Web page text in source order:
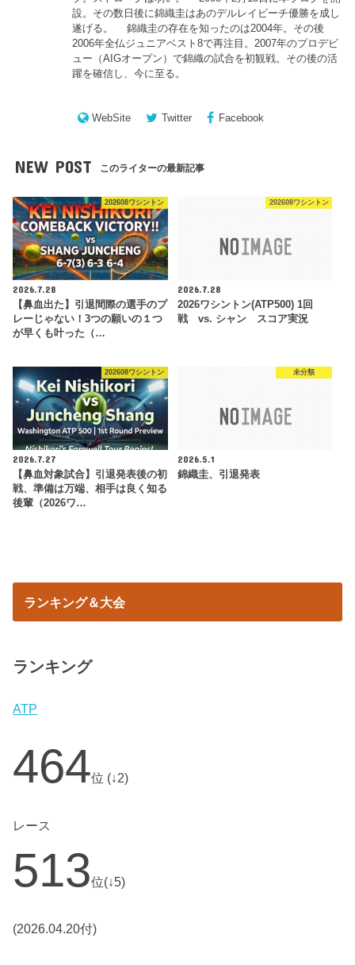
設。その数日後に錦織圭はあのデルレイビーチ優勝を成し
遂げる。 錦織圭の存在を知ったのは2004年。その後
2006年全仏ジュニアベスト8で再注目。2007年のプロデビ
ュー（AIGオープン）で錦織の試合を初観戦。その後の活
躍を確信し、今に至る。
WebSite Twitter Facebook
NEW POST このライターの最新記事
202608ワシントン
2026.7.28
【鼻血出た】引退間際の選手のプ
レーじゃない！3つの願いの１つ
が早くも叶った（…
202608ワシントン
2026.7.28
2026ワシントン(ATP500) 1回
戦 vs. シャン スコア実況
202608ワシントン
2026.7.27
【鼻血対象試合】引退発表後の初
戦、準備は万端、相手は良く知る
後輩（2026ワ…
未分類
2026.5.1
錦織圭、引退発表
ランキング＆大会
ランキング
ATP
464位 (↓2)
レース
513位(↓5)
(2026.04.20付)